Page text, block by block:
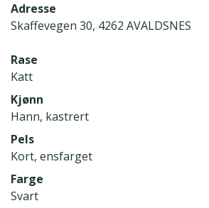
Adresse
Skaffevegen 30, 4262 AVALDSNES
Rase
Katt
Kjønn
Hann, kastrert
Pels
Kort, ensfarget
Farge
Svart